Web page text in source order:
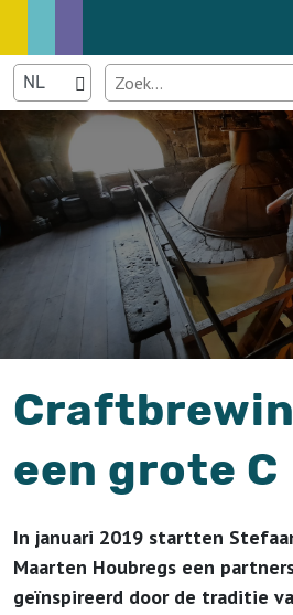
een grote C
In januari 2019 startten
Maarten Houbregs een
geïnspireerd door de traditie